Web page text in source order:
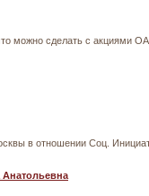
можно сделать с акциями
в отношении Соц.
Анатольевна